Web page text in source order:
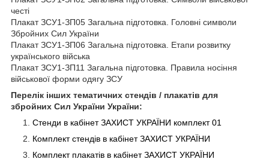
честі
Плакат ЗСУ1-ЗП05 Загальна підготовка. Головні символи
Збройних Сил України
Плакат ЗСУ1-ЗП06 Загальна підготовка. Етапи розвитку
українського війська
Плакат ЗСУ1-ЗП11 Загальна підготовка. Правила носіння
військової форми одягу ЗСУ
Перелік інших тематичних стендів / плакатів для
збройних Сил України України:
Стенди в кабінет ЗАХИСТ УКРАЇНИ комплект 01
Комплект стендів в кабінет ЗАХИСТ УКРАЇНИ
Комплект плакатів в кабінет ЗАХИСТ УКРАЇНИ